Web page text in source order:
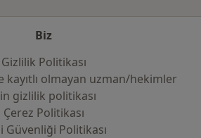
Biz
Gizlilik Politikası
olmayan uzman/hekimler
gizlilik politikası
Çerez Politikası
Güvenliği Politikası